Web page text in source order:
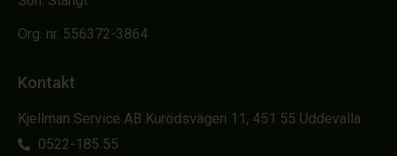
Org. nr. 556372-3864
Kontakt
Kjellman Service AB Kurödsvägen 11, 451 55 Uddevalla
0522-185 55